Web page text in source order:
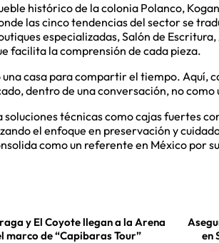
histórico de la colonia Polanco,
las cinco tendencias del sector se
especializadas, Salón de
facilita la comprensión de cada pieza.
casa para compartir el tiempo. Aquí,
dentro de una conversación, no
soluciones técnicas como cajas fuertes
el enfoque en preservación y
como un referente en México por
y El Coyote llegan a la Arena
marco de “Capibaras Tour”
en